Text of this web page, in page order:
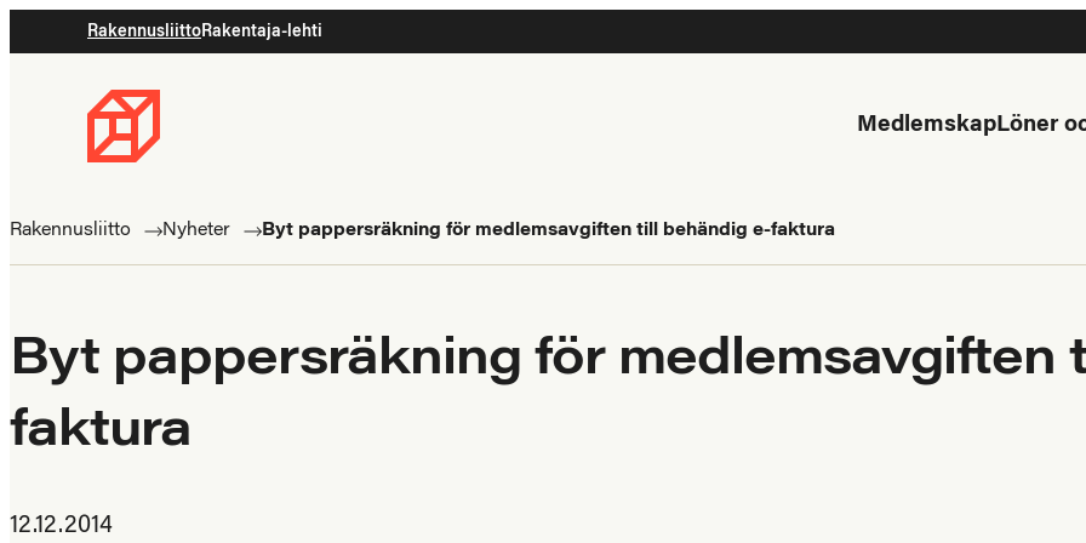
RakennusliittoRakentaja-lehti
Byggnadsförbundet
ammattilaisten
MedlemskapLöner
Rakennusliitto Nyheter Byt pappersräkning för medlemsavgiften till behändig e-faktura
Byt pappersräkning för medlemsavgiften
faktura
12.12.2014